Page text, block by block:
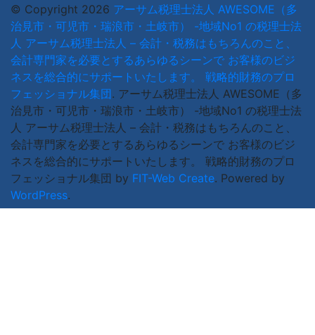
© Copyright 2026 アーサム税理士法人 AWESOME（多
治見市・可児市・瑞浪市・土岐市） -地域No1 の税理士法
人 アーサム税理士法人 – 会計・税務はもちろんのこと、
会計専門家を必要とするあらゆるシーンで お客様のビジ
ネスを総合的にサポートいたします。 戦略的財務のプロ
フェッショナル集団. アーサム税理士法人 AWESOME（多
治見市・可児市・瑞浪市・土岐市） -地域No1 の税理士法
人 アーサム税理士法人 – 会計・税務はもちろんのこと、
会計専門家を必要とするあらゆるシーンで お客様のビジ
ネスを総合的にサポートいたします。 戦略的財務のプロ
フェッショナル集団 by FIT-Web Create. Powered by
WordPress.